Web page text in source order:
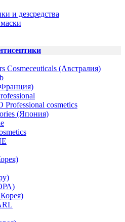
и дезсредства
Cosmeceuticals (Австралия)
cosmetics
(Япония)